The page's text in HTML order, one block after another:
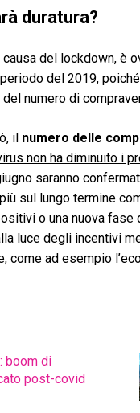
duratura?
del lockdown, è
del 2019,
numero di
il numero delle
non ha diminuito i
saranno
sul lungo termine
o una nuova
luce degli incentivi
come ad esempio l’
boom di
post-covid